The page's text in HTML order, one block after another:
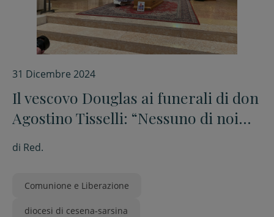
31 Dicembre 2024
Il vescovo Douglas ai funerali di don
Agostino Tisselli: “Nessuno di noi
vive per se stesso”
di Red.
Comunione e Liberazione
diocesi di cesena-sarsina